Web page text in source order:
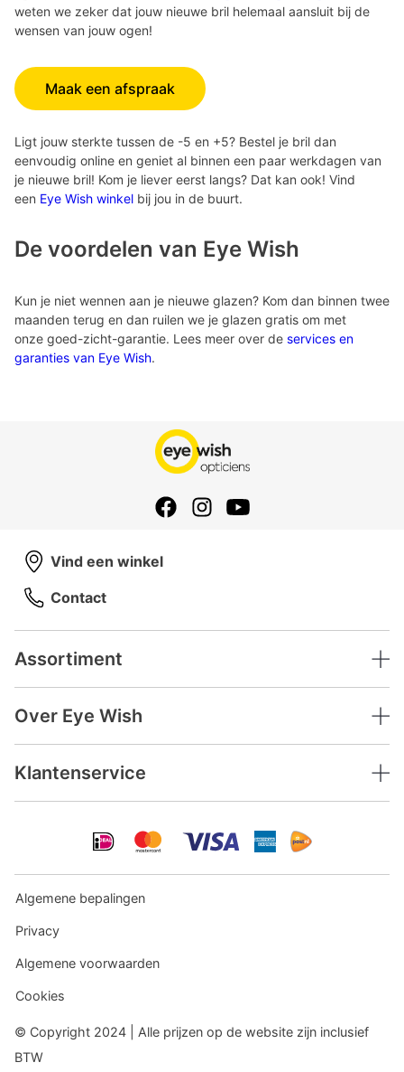
weten we zeker dat jouw nieuwe bril helemaal aansluit bij de
wensen van jouw ogen!
Maak een afspraak
Ligt jouw sterkte tussen de -5 en +5? Bestel je bril dan
eenvoudig online en geniet al binnen een paar werkdagen van
je nieuwe bril! Kom je liever eerst langs? Dat kan ook! Vind
een Eye Wish winkel bij jou in de buurt.
De voordelen van Eye Wish
Kun je niet wennen aan je nieuwe glazen? Kom dan binnen twee
maanden terug en dan ruilen we je glazen gratis om met
onze goed-zicht-garantie. Lees meer over de services en
garanties van Eye Wish.
Assortiment
Over Eye Wish
Klantenservice
Vind een winkel
Contact
© Copyright 2024 | Alle prijzen op de website zijn inclusief
BTW
Algemene bepalingen
Privacy
Algemene voorwaarden
Cookies